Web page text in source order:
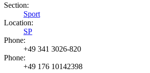
Section:
Sport
Location:
SP
Phone:
+49 341 3026-820
Phone:
+49 176 10142398